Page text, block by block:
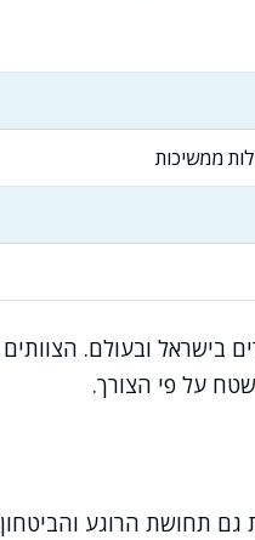
ממשיכות
בישראל ובעולם. הצוותים
על פי הצורך.
תחושת הרוגע והביטחון